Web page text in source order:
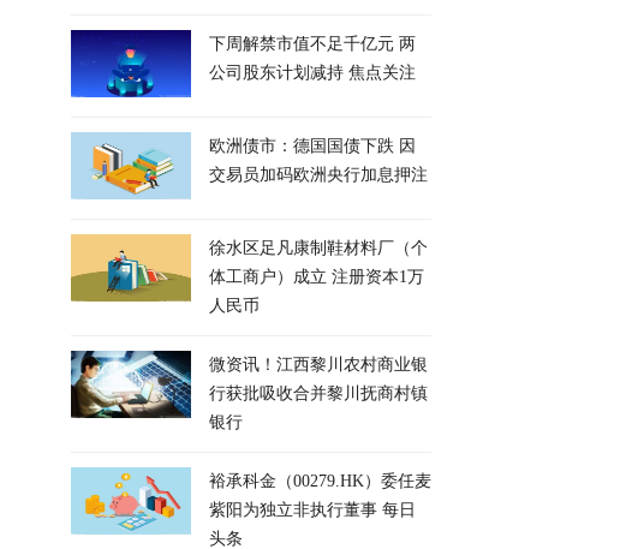
下周解禁市值不足千亿元 两
公司股东计划减持 焦点关注
欧洲债市：德国国债下跌 因
交易员加码欧洲央行加息押注
徐水区足凡康制鞋材料厂（个
体工商户）成立 注册资本1万
人民币
微资讯！江西黎川农村商业银
行获批吸收合并黎川抚商村镇
银行
裕承科金（00279.HK）委任麦
紫阳为独立非执行董事 每日
头条